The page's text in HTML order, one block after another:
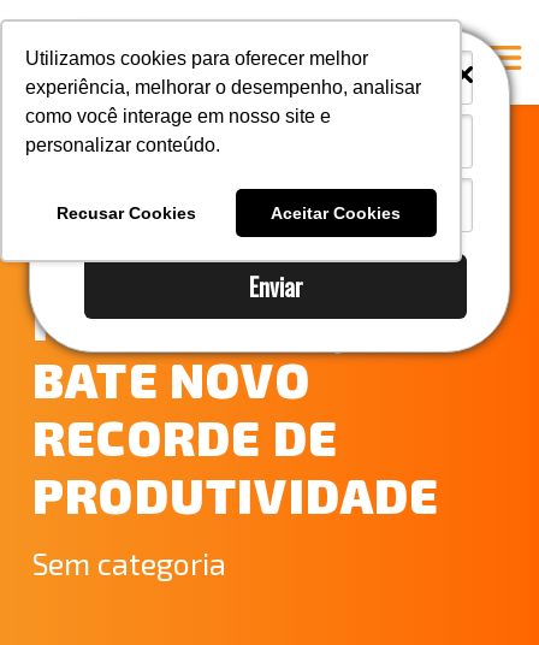
Enviar
Utilizamos cookies para oferecer melhor
experiência, melhorar o desempenho, analisar
como você interage em nosso site e
personalizar conteúdo.
Recusar Cookies Aceitar Cookies
i
i
A Mastersul
Responsabilidade social
Blog
E-books
TERMINAL
MULTICARGAS DO
PORTO DO AÇU
BATE NOVO
RECORDE DE
PRODUTIVIDADE
Sem categoria